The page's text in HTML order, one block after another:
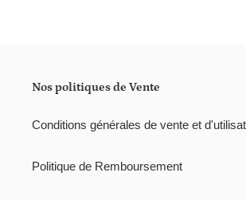
i
n
:
Nos politiques de Vente
Conditions générales de vente et
Politique de Remboursement